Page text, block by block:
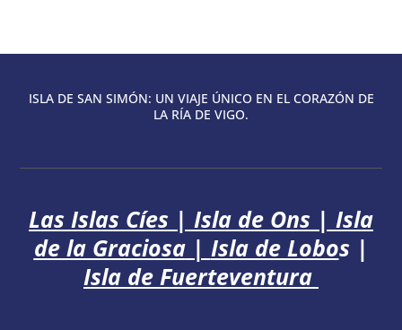
ISLA DE SAN SIMÓN: UN VIAJE ÚNICO EN EL CORAZÓN DE
LA RÍA DE VIGO.
Las Islas Cíes | Isla de Ons | Isla
de la Graciosa| Isla de Lobos|
Isla de Fuerteventura